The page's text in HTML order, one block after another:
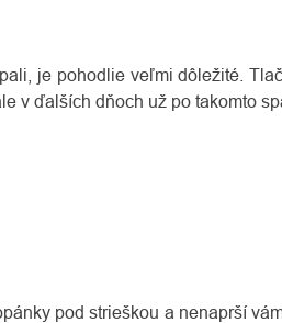
je pohodlie veľmi dôležité.
v ďalších dňoch už po takomto
pod strieškou a nenaprší